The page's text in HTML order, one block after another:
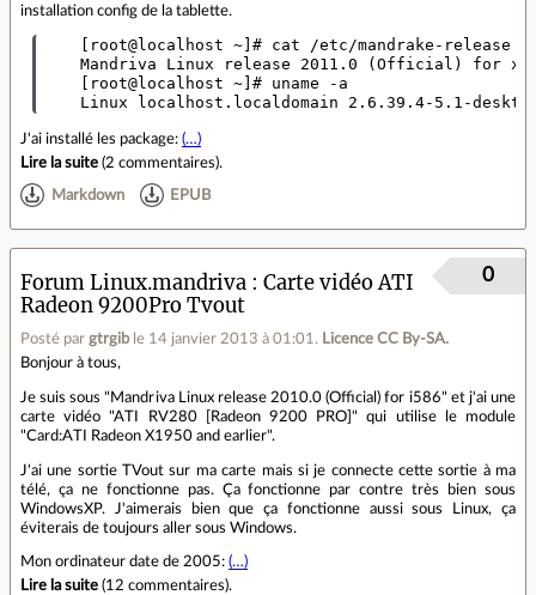
installation config de la tablette.
    [root@localhost ~]# cat /etc/mandrake-release
Mandriva Linux
    [root@localhost ~]# uname -a
J'ai installé les package: (…)
Lire la suite (2 commentaires).
Markdown EPUB
Forum Linux.mandriva
Carte vidéo ATI
Radeon 9200Pro Tvout
Posté par gtrgib le 14 janvier 2013 à 01:01 . Licence CC By‑SA.
0
Bonjour à tous,
Je suis sous "Mandriva Linux release 2010.0 (Official) for i586" et j'ai une
carte vidéo "ATI RV280 [Radeon 9200 PRO]" qui utilise le module
"Card:ATI Radeon X1950 and earlier".
J'ai une sortie TVout sur ma carte mais si je connecte cette sortie à ma
télé, ça ne fonctionne pas. Ça fonctionne par contre très bien sous
WindowsXP. J'aimerais bien que ça fonctionne aussi sous Linux, ça
éviterais de toujours aller sous Windows.
Mon ordinateur date de 2005: (…)
Lire la suite (12 commentaires).